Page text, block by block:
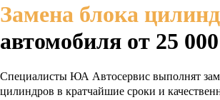
Замена блока
автомобиля от 25
Специалисты ЮА Автосервис выполнят
цилиндров в кратчайшие сроки и